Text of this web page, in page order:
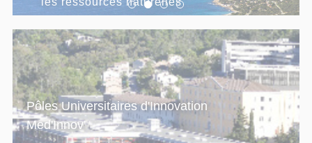
Hot Topics in Modern Cosmology - SW18
Du lundi 14 septembre 2026 au vendredi 18
septembre 2026
2026-T3 Operator Algebras:
Approximation, Rigidity and Dynamics
Dimanche 20 septembre 2026 de 14h00 à 15h00
Parc Galea – Entretien public avec
François Santoni
Pôles Universitaires d'Innovation
Med'Innov'